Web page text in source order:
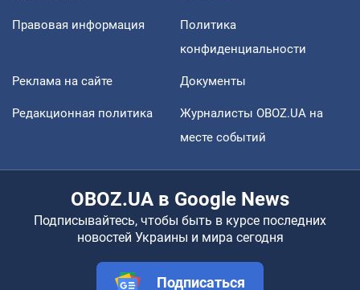
Правовая информация
Политика
конфиденциальности
Реклама на сайте Документы
Редакционная политика
Журналисты OBOZ.UA на
месте событий
OBOZ.UA в Google News
Подписывайтесь, чтобы быть в курсе последних
новостей Украины и мира сегодня
Подписаться